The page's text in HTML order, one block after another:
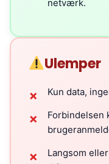
netværk.
Ulemper
✗ Kun data,
✗
Forbindelsen
✗
Langsom